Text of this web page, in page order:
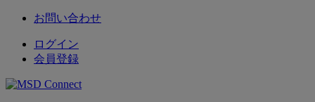
お問い合わせ
ログイン
会員登録